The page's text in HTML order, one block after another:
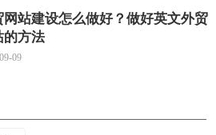
网站建设怎么做好？做好英文外贸
的方法
09